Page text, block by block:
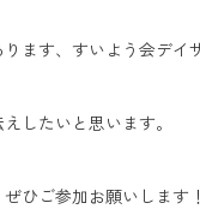
ます、すいよう会デイ
したいと思います。
ひご参加お願いします